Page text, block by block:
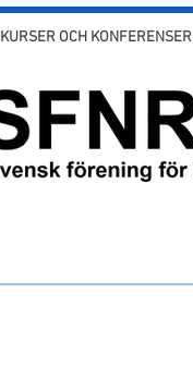
KURSER OCH KONFERENSER